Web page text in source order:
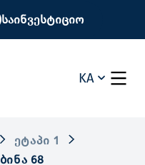
საინვესტიციო
KA
ᲔᲢᲐᲞᲘ 1
ᲑᲘᲜᲐ 68